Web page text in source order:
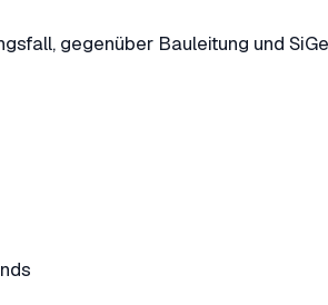
gegenüber Bauleitung und